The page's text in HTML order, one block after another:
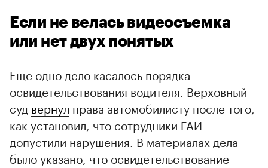
Если не велась видеосъемка
или нет двух понятых
Еще одно дело касалось порядка
освидетельствования водителя. Верховный
суд вернул права автомобилисту после того,
как установил, что сотрудники ГАИ
допустили нарушения. В материалах дела
было указано, что освидетельствование